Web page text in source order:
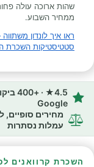
שהות ארוכה עולה
ממחיר השבוע.
ראו איך לונדון
סטטיסטיקות השכרת
4.5★ ·
Google
מחירים סופיים,
עמלות נסתרות
השכרת קרוואנים